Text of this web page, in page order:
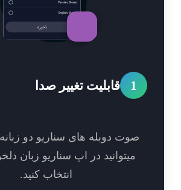
قابلیت تغییر صدا
دوبله های سناریو دو زبانه میباشد که
میتوانید در اپ سناریو زبان دلخواه خود را
انتخاب کنید.